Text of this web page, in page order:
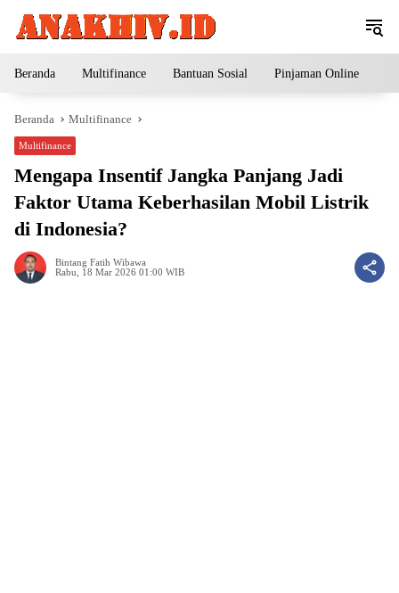
Beranda Multifinance Bantuan Sosial Pinjaman Online
Beranda Multifinance
Multifinance
Mengapa Insentif Jangka Panjang Jadi
Faktor Utama Keberhasilan Mobil Listrik
di Indonesia?
Bintang Fatih Wibawa
Rabu, 18 Mar 2026 01:00 WIB